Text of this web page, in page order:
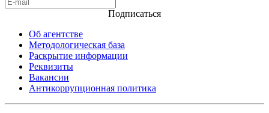
Подписаться
Об агентстве
Методологическая база
Раскрытие информации
Реквизиты
Вакансии
Антикоррупционная политика